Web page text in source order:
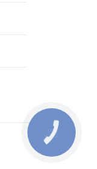
КНОПКА
ЗВ'ЯЗКУ